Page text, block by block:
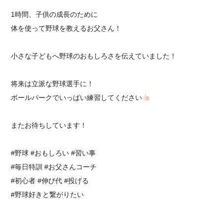
1時間、子供の成長のために
体を使って野球を教えるお父さん！
小さな子どもへ野球のおもしろさを伝えていました！
将来は立派な野球選手に！
ボールパークでいっぱい練習してください
またお待ちしています！
#野球 #おもしろい #習い事
#毎日特訓 #お父さんコーチ
#初心者 #伸び代 #投げる
#野球好きと繋がりたい